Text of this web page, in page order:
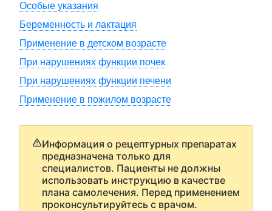
Особые указания
Беременность и лактация
Применение в детском возрасте
При нарушениях функции почек
При нарушениях функции печени
Применение в пожилом возрасте
Информация о рецептурных препаратах
предназначена только для
специалистов. Пациенты не должны
использовать инструкцию в качестве
плана самолечения. Перед применением
проконсультируйтесь с врачом.